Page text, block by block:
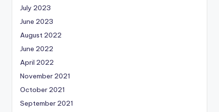
July 2023
June 2023
August 2022
June 2022
April 2022
November 2021
October 2021
September 2021